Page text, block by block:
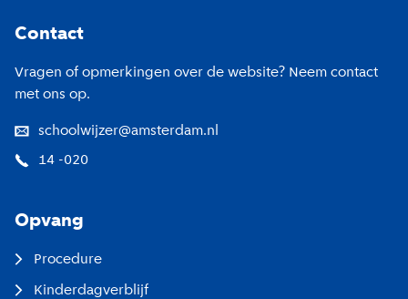
Contact
Vragen of opmerkingen over de website? Neem contact
met ons op.
schoolwijzer@amsterdam.nl
14 -020
Opvang
Procedure
Kinderdagverblijf